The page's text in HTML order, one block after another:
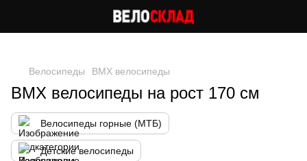
Велосипеды BMX велосипеды
BMX велосипеды на рост 170 см
Велосипеды горные (МТБ)
Детские велосипеды